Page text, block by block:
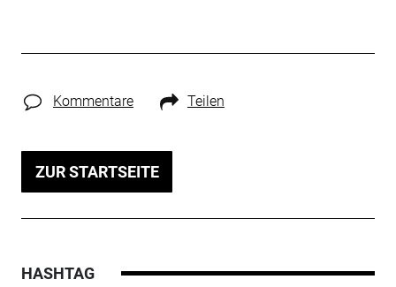
Kommentare Teilen
ZUR STARTSEITE
HASHTAG